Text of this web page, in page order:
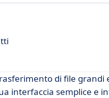
di file grandi
interfaccia semplice e